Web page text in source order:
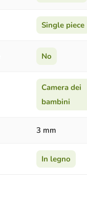
Single piece
No
Camera dei
bambini
3 mm
In legno